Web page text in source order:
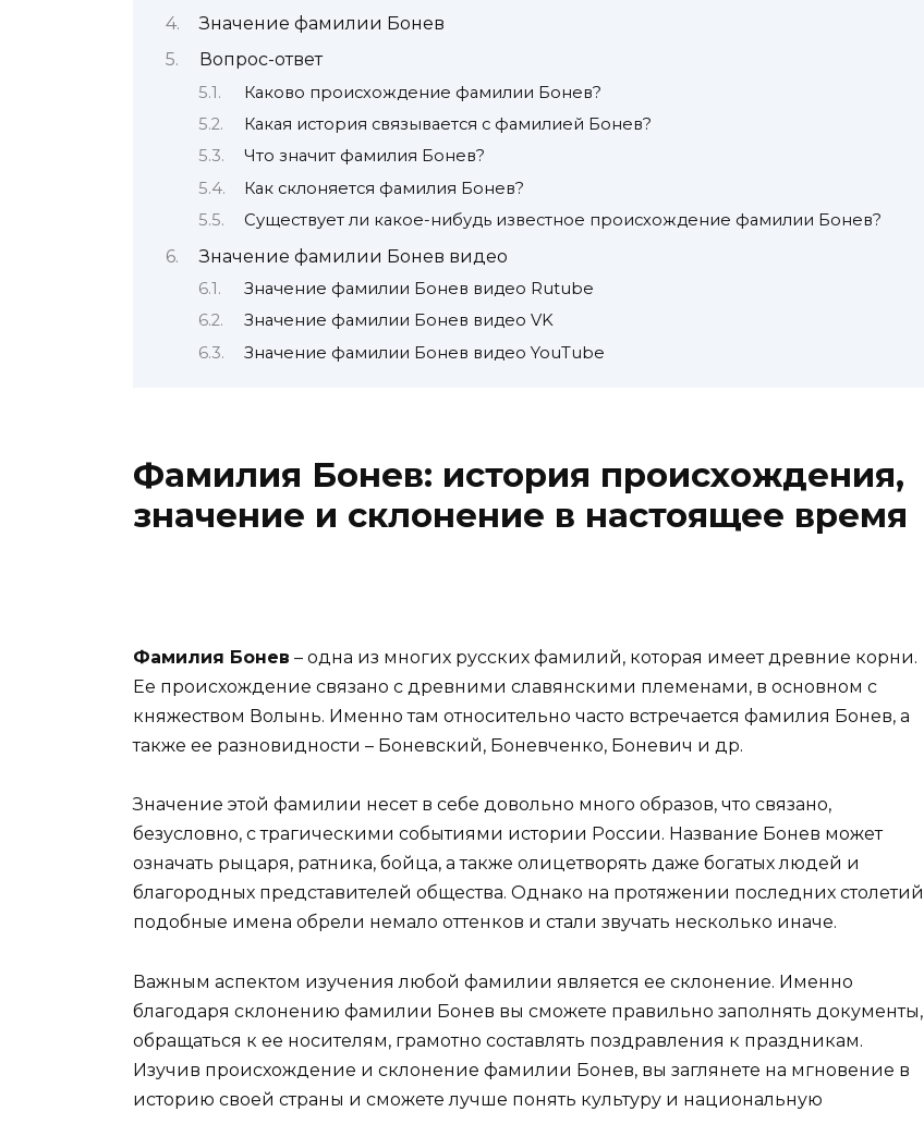
Значение фамилии Бонев
Вопрос-ответ
Каково происхождение фамилии Бонев?
Какая история связывается с фамилией Бонев?
Что значит фамилия Бонев?
Как склоняется фамилия Бонев?
Существует ли какое-нибудь известное происхождение фамилии Бонев?
Значение фамилии Бонев видео
Значение фамилии Бонев видео Rutube
Значение фамилии Бонев видео VK
Значение фамилии Бонев видео YouTube
Фамилия Бонев: история происхождения,
значение и склонение в настоящее время
Фамилия Бонев – одна из многих русских фамилий, которая имеет древние корни.
Ее происхождение связано с древними славянскими племенами, в основном с
княжеством Волынь. Именно там относительно часто встречается фамилия Бонев, а
также ее разновидности – Боневский, Боневченко, Боневич и др.
Значение этой фамилии несет в себе довольно много образов, что связано,
безусловно, с трагическими событиями истории России. Название Бонев может
означать рыцаря, ратника, бойца, а также олицетворять даже богатых людей и
благородных представителей общества. Однако на протяжении последних столетий
подобные имена обрели немало оттенков и стали звучать несколько иначе.
Важным аспектом изучения любой фамилии является ее склонение. Именно
благодаря склонению фамилии Бонев вы сможете правильно заполнять документы,
обращаться к ее носителям, грамотно составлять поздравления к праздникам.
Изучив происхождение и склонение фамилии Бонев, вы заглянете на мгновение в
историю своей страны и сможете лучше понять культуру и национальную